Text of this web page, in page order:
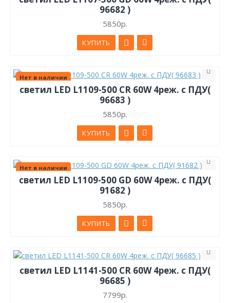
96682 )
5850р.
КУПИТЬ
Нет в наличии
светил LED L1109-500 CR 60W 4реж. с ПДУ(
96683 )
5850р.
КУПИТЬ
Нет в наличии
светил LED L1109-500 GD 60W 4реж. с ПДУ(
91682 )
5850р.
КУПИТЬ
светил LED L1141-500 CR 60W 4реж. с ПДУ(
96685 )
7799р.